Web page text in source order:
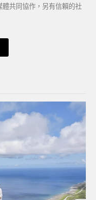
共同協作，另有信賴的社